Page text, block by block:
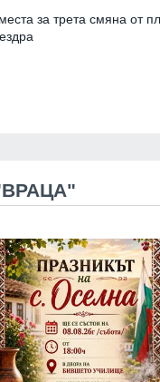
за трета смяна от